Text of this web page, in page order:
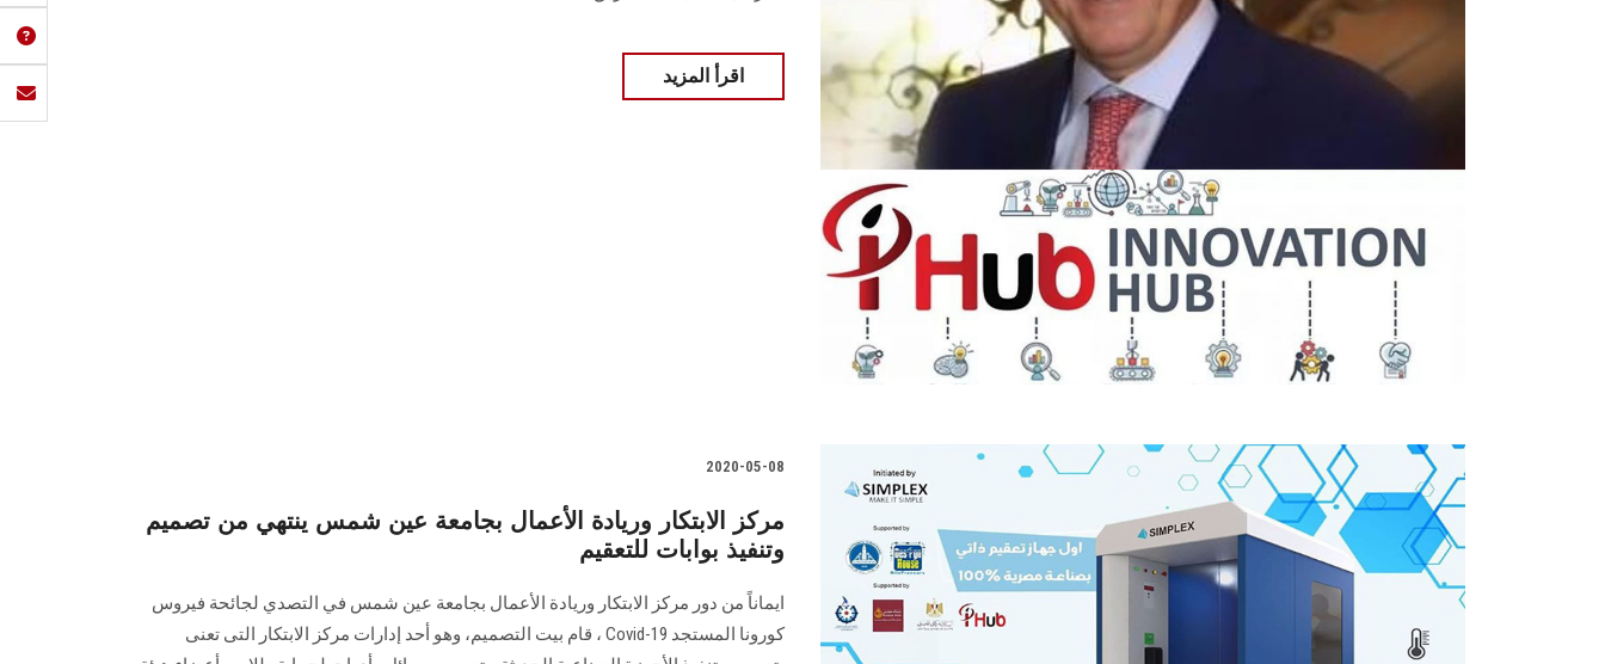
اقرأ المزيد
2020-05-08
مركز الابتكار وريادة الأعمال بجامعة عين شمس ينتهي من تصميم
وتنفيذ بوابات للتعقيم
ايماناً من دور مركز الابتكار وريادة الأعمال بجامعة عين شمس في التصدي لجائحة فيروس
كورونا المستجد Covid-19 ، قام بيت التصميم، وهو أحد إدارات مركز الابتكار التى تعنى